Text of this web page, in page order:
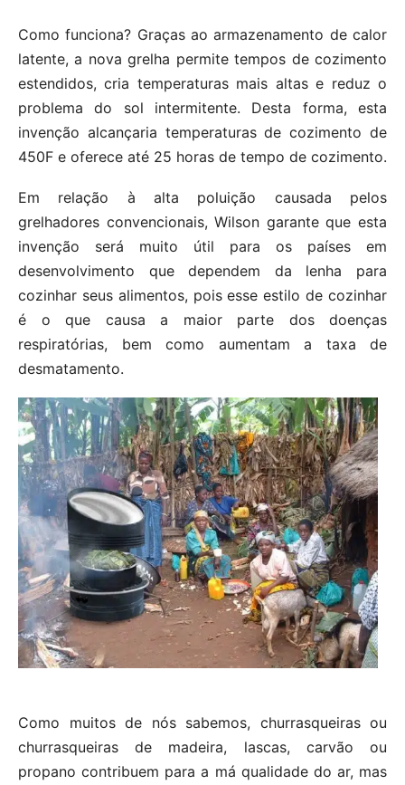
Como funciona? Graças ao armazenamento de calor
latente, a nova grelha permite tempos de cozimento
estendidos, cria temperaturas mais altas e reduz o
problema do sol intermitente. Desta forma, esta
invenção alcançaria temperaturas de cozimento de
450F e oferece até 25 horas de tempo de cozimento.
Em relação à alta poluição causada pelos
grelhadores convencionais, Wilson garante que esta
invenção será muito útil para os países em
desenvolvimento que dependem da lenha para
cozinhar seus alimentos, pois esse estilo de cozinhar
é o que causa a maior parte dos doenças
respiratórias, bem como aumentam a taxa de
desmatamento.
Como muitos de nós sabemos, churrasqueiras ou
churrasqueiras de madeira, lascas, carvão ou
propano contribuem para a má qualidade do ar, mas